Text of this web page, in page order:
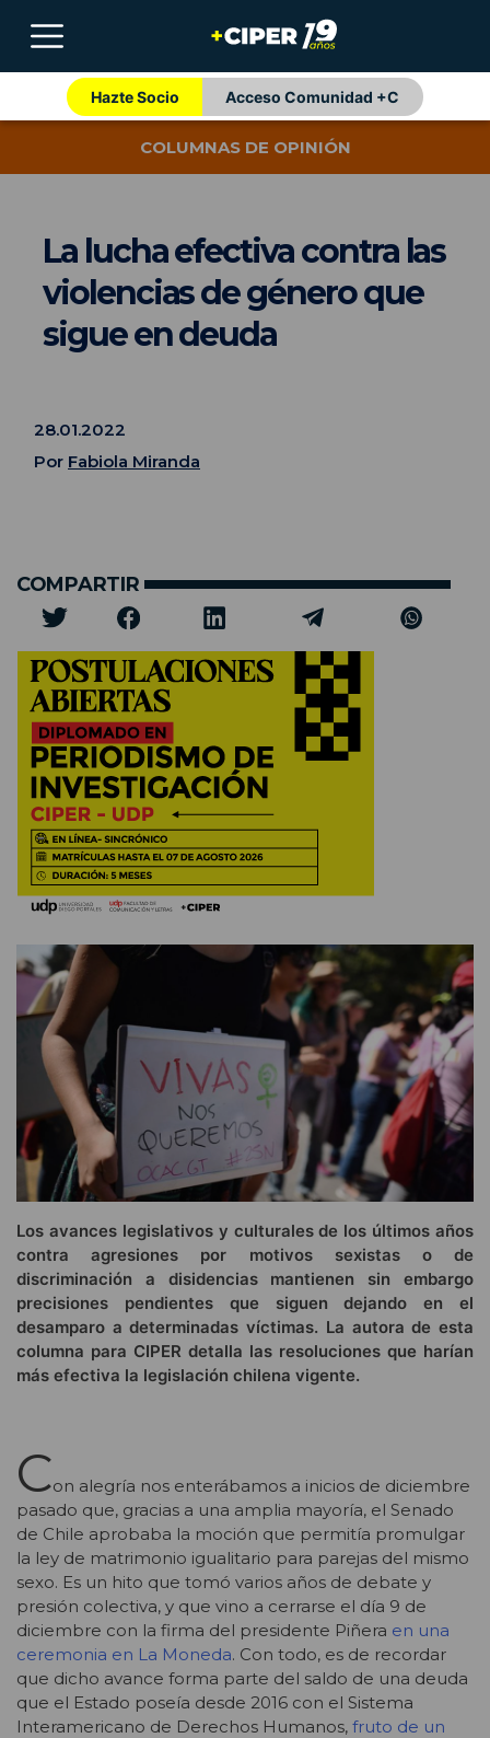
Hazte Socio Acceso Comunidad +C
COLUMNAS DE OPINIÓN
La lucha efectiva contra las
violencias de género que
sigue en deuda
28.01.2022
Por Fabiola Miranda
COMPARTIR
Los avances legislativos y culturales de los últimos años
contra agresiones por motivos sexistas o de
discriminación a disidencias mantienen sin embargo
precisiones pendientes que siguen dejando en el
desamparo a determinadas víctimas. La autora de esta
columna para CIPER detalla las resoluciones que harían
más efectiva la legislación chilena vigente.
Con alegría nos enterábamos a inicios de diciembre
pasado que, gracias a una amplia mayoría, el Senado
de Chile aprobaba la moción que permitía promulgar
la ley de matrimonio igualitario para parejas del mismo
sexo. Es un hito que tomó varios años de debate y
presión colectiva, y que vino a cerrarse el día 9 de
diciembre con la firma del presidente Piñera en una
ceremonia en La Moneda. Con todo, es de recordar
que dicho avance forma parte del saldo de una deuda
que el Estado poseía desde 2016 con el Sistema
Interamericano de Derechos Humanos, fruto de un